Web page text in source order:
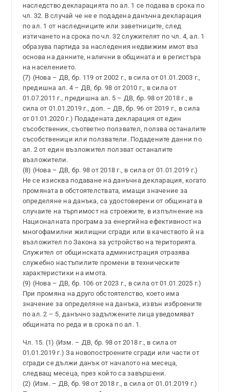
наследство декларацията по ал. 1 се подава в срока по
чл. 32. В случай че не е подадена данъчна декларация
по ал. 1 от наследниците или заветниците, след
изтичането на срока по чл. 32 служителят по чл. 4, ал. 1
образува партида за наследения недвижим имот въз
основа на данните, налични в общината и в регистъра
на населението.
(7) (Нова – ДВ, бр. 119 от 2002 г., в сила от 01.01.2003 г.,
предишна ал. 4 – ДВ, бр. 98 от 2010 г., в сила от
01.07.2011 г., предишна ал. 5 – ДВ, бр. 98 от 2018 г., в
сила от 01.01.2019 г., доп. – ДВ, бр. 96 от 2019 г., в сила
от 01.01.2020 г.) Подадената декларация от един
съсобственик, съответно ползвател, ползва останалите
съсобственици или ползватели. Подадените данни по
ал. 2 от един възложител ползват останалите
възложители.
(8) (Нова – ДВ, бр. 98 от 2018 г., в сила от 01.01.2019 г.)
Не се изисква подаване на данъчна декларация, когато
промяната в обстоятелствата, имащи значение за
определяне на данъка, са удостоверени от общината в
случаите на търпимост на строежите, в изпълнение на
Националната програма за енергийна ефективност на
многофамилни жилищни сгради или в качеството й на
възложител по Закона за устройство на територията.
Служител от общинската администрация отразява
служебно настъпилите промени в техническите
характеристики на имота.
(9) (Нова – ДВ, бр. 106 от 2023 г., в сила от 01.01.2025 г.)
При промяна на друго обстоятелство, което има
значение за определяне на данъка, извън изброените
по ал. 2 – 5, данъчно задължените лица уведомяват
общината по реда и в срока по ал. 1.
Чл. 15. (1) (Изм. – ДВ, бр. 98 от 2018 г., в сила от
01.01.2019 г.) За новопостроените сгради или части от
сгради се дължи данък от началото на месеца,
следващ месеца, през който са завършени.
(2) (Изм. – ДВ, бр. 98 от 2018 г., в сила от 01.01.2019 г.)